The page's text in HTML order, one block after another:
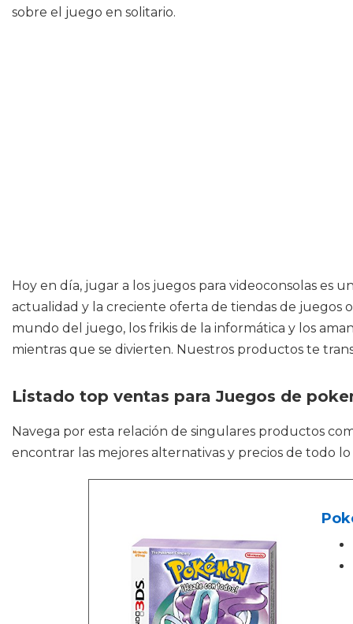
sobre el juego en solitario.
Hoy en día, jugar a los juegos para videoconsolas es
actualidad y la creciente oferta de tiendas de juegos
mundo del juego, los frikis de la informática y los
mientras que se divierten. Nuestros productos te
Listado top ventas para Juegos de
Navega por esta relación de singulares productos
encontrar las mejores alternativas y precios de todo